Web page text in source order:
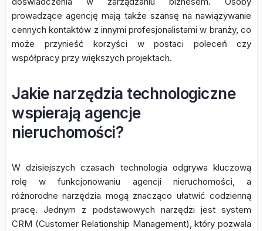
prowadzące agencję mają także szansę na nawiązywanie
cennych kontaktów z innymi profesjonalistami w branży, co
może przynieść korzyści w postaci poleceń czy
współpracy przy większych projektach.
Jakie narzędzia technologiczne
wspierają agencje
nieruchomości?
W dzisiejszych czasach technologia odgrywa kluczową
rolę w funkcjonowaniu agencji nieruchomości, a
różnorodne narzędzia mogą znacząco ułatwić codzienną
pracę. Jednym z podstawowych narzędzi jest system
CRM (Customer Relationship Management), który pozwala